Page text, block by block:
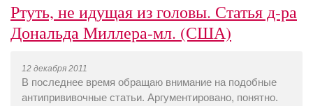
Ртуть, не идущая из головы. Статья д-ра
Дональда Миллера-мл. (США)
12 декабря 2011
В последнее время обращаю внимание на подобные
антипрививочные статьи. Аргументировано, понятно.